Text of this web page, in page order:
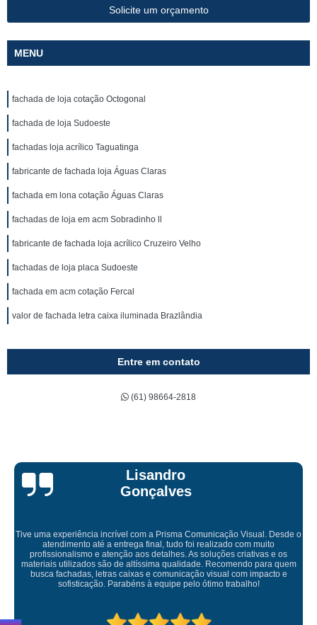
Solicite um orçamento
MENU
fachada de loja cotação Octogonal
fachada de loja Sudoeste
fachadas loja acrílico Taguatinga
fabricante de fachada loja Águas Claras
fachada em lona cotação Águas Claras
fachadas de loja em acm Sobradinho ll
fabricante de fachada loja acrílico Cruzeiro Velho
fachadas de loja placa Sudoeste
fachada em acm cotação Fercal
valor de fachada letra caixa iluminada Brazlândia
Entre em contato
(61) 98664-2818
Bruna Eduarda
Empresa maravilhosa, entregue antes do prazo e a instalação da lona
ficou perfeita, indico de olhos fechados